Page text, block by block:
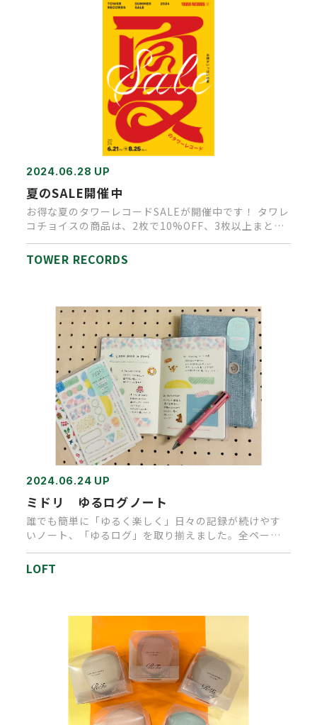
2024.06.28 UP
夏のSALE開催中
お得な夏のタワーレコードSALEが開催中です！ タワレ
コチョイスの商品は、2枚で10%OFF、3枚以上まとめ
TOWER RECORDS
2024.06.24 UP
ミドリ ゆるログノート
誰でも簡単に「ゆるく楽しく」日々の記録が続けやす
いノート、「ゆるログ」を取り揃えました。全ページ
LOFT